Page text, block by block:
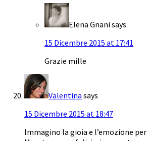
Elena Gnanisays
15 Dicembre 2015 at 17:41
Grazie mille
Valentina says
15 Dicembre 2015 at 18:47
Immagino la gioia e l’emozione